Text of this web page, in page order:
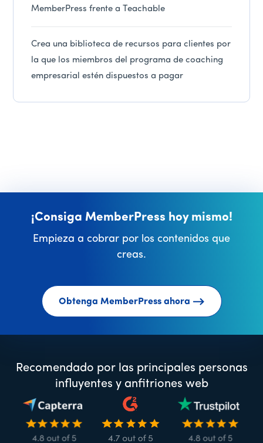
MemberPress frente a Teachable
Crea una biblioteca de recursos para clientes por
la que los miembros del programa de coaching
empresarial estén dispuestos a pagar
¡Consiga MemberPress hoy mismo!
Empieza a cobrar por los contenidos que
creas.
Obtenga MemberPress ahora
Recomendado por las principales personas
influyentes y anfitriones web